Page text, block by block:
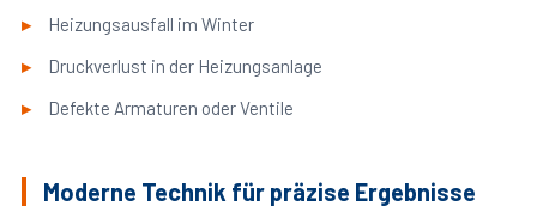
Heizungsausfall im Winter
Druckverlust in der Heizungsanlage
Defekte Armaturen oder Ventile
Moderne Technik für präzise Ergebnisse